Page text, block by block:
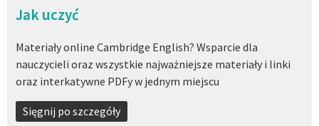
Jak uczyć
Materiały online Cambridge English? Wsparcie dla
nauczycieli oraz wszystkie najważniejsze materiały i linki
oraz interkatywne PDFy w jednym miejscu
Sięgnij po szczegóły